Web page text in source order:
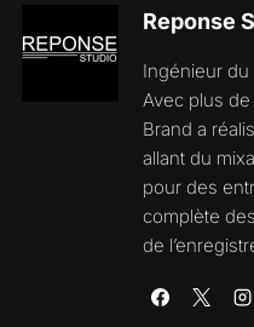
Reponse
Ingénieur
Avec plus de
Brand a
allant du
pour des
complète
de